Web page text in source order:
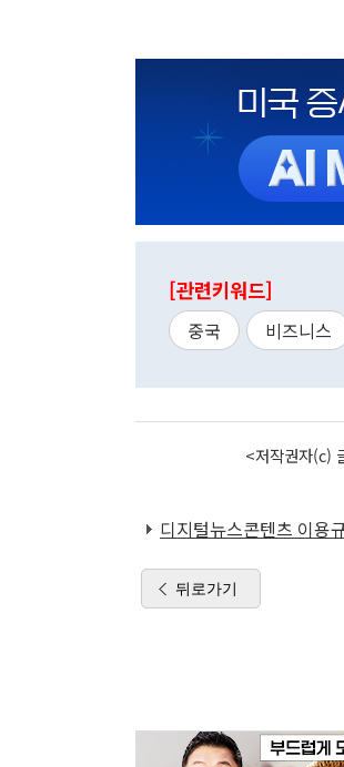
[관련키워드]
중국 비즈니스
<저작권자(c)
디지털뉴스콘텐츠 이용
뒤로가기